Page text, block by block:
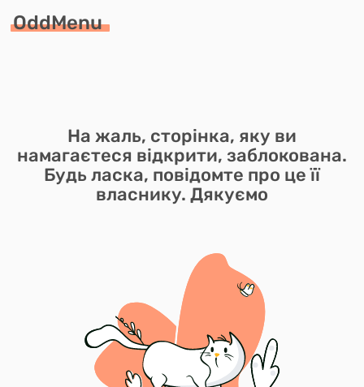
OddMenu
На жаль, сторінка, яку ви
намагаєтеся відкрити, заблокована.
Будь ласка, повідомте про це її
власнику. Дякуємо